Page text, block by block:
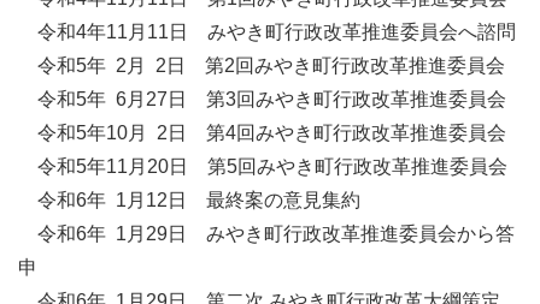
令和4年11月11日 みやき町行政改革推進委員会へ諮問
令和5年 2月 2日 第2回みやき町行政改革推進委員会
令和5年 6月27日 第3回みやき町行政改革推進委員会
令和5年10月 2日 第4回みやき町行政改革推進委員会
令和5年11月20日 第5回みやき町行政改革推進委員会
令和6年 1月12日 最終案の意見集約
令和6年 1月29日 みやき町行政改革推進委員会から答
申